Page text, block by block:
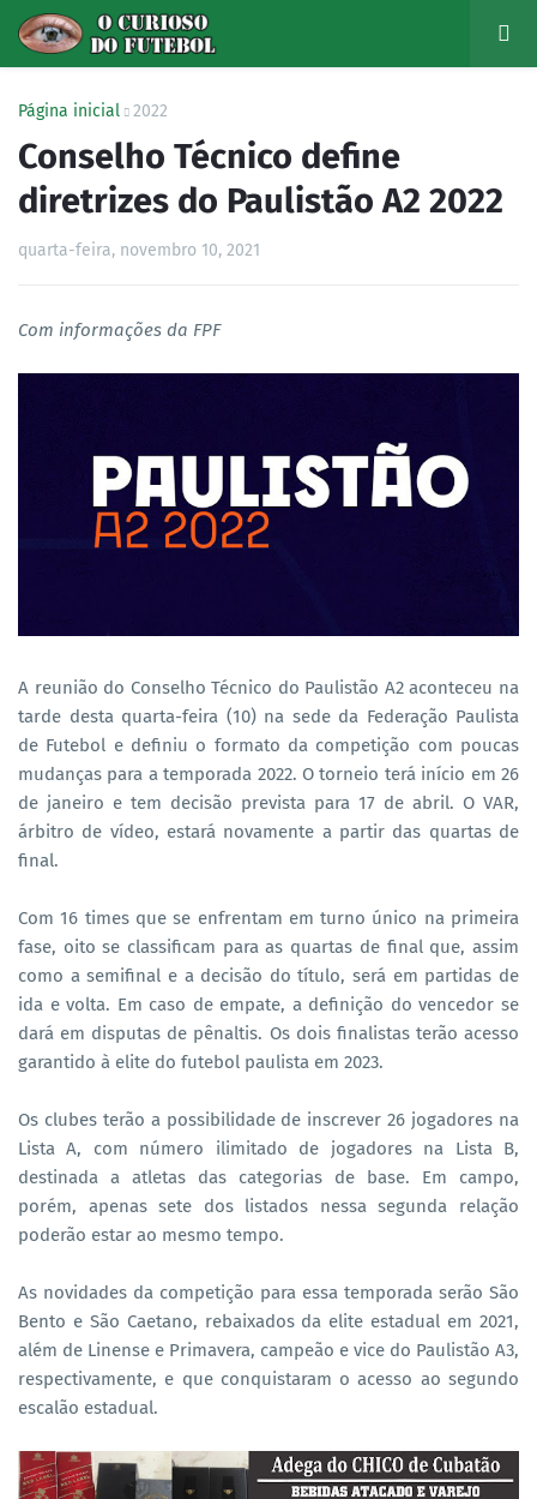
Página inicial 2022
Conselho Técnico define
diretrizes do Paulistão A2 2022
quarta-feira, novembro 10, 2021
Com informações da FPF
A reunião do Conselho Técnico do Paulistão A2 aconteceu na
tarde desta quarta-feira (10) na sede da Federação Paulista
de Futebol e definiu o formato da competição com poucas
mudanças para a temporada 2022. O torneio terá início em 26
de janeiro e tem decisão prevista para 17 de abril. O VAR,
árbitro de vídeo, estará novamente a partir das quartas de
final.
Com 16 times que se enfrentam em turno único na primeira
fase, oito se classificam para as quartas de final que, assim
como a semifinal e a decisão do título, será em partidas de
ida e volta. Em caso de empate, a definição do vencedor se
dará em disputas de pênaltis. Os dois finalistas terão acesso
garantido à elite do futebol paulista em 2023.
Os clubes terão a possibilidade de inscrever 26 jogadores na
Lista A, com número ilimitado de jogadores na Lista B,
destinada a atletas das categorias de base. Em campo,
porém, apenas sete dos listados nessa segunda relação
poderão estar ao mesmo tempo.
As novidades da competição para essa temporada serão São
Bento e São Caetano, rebaixados da elite estadual em 2021,
além de Linense e Primavera, campeão e vice do Paulistão A3,
respectivamente, e que conquistaram o acesso ao segundo
escalão estadual.